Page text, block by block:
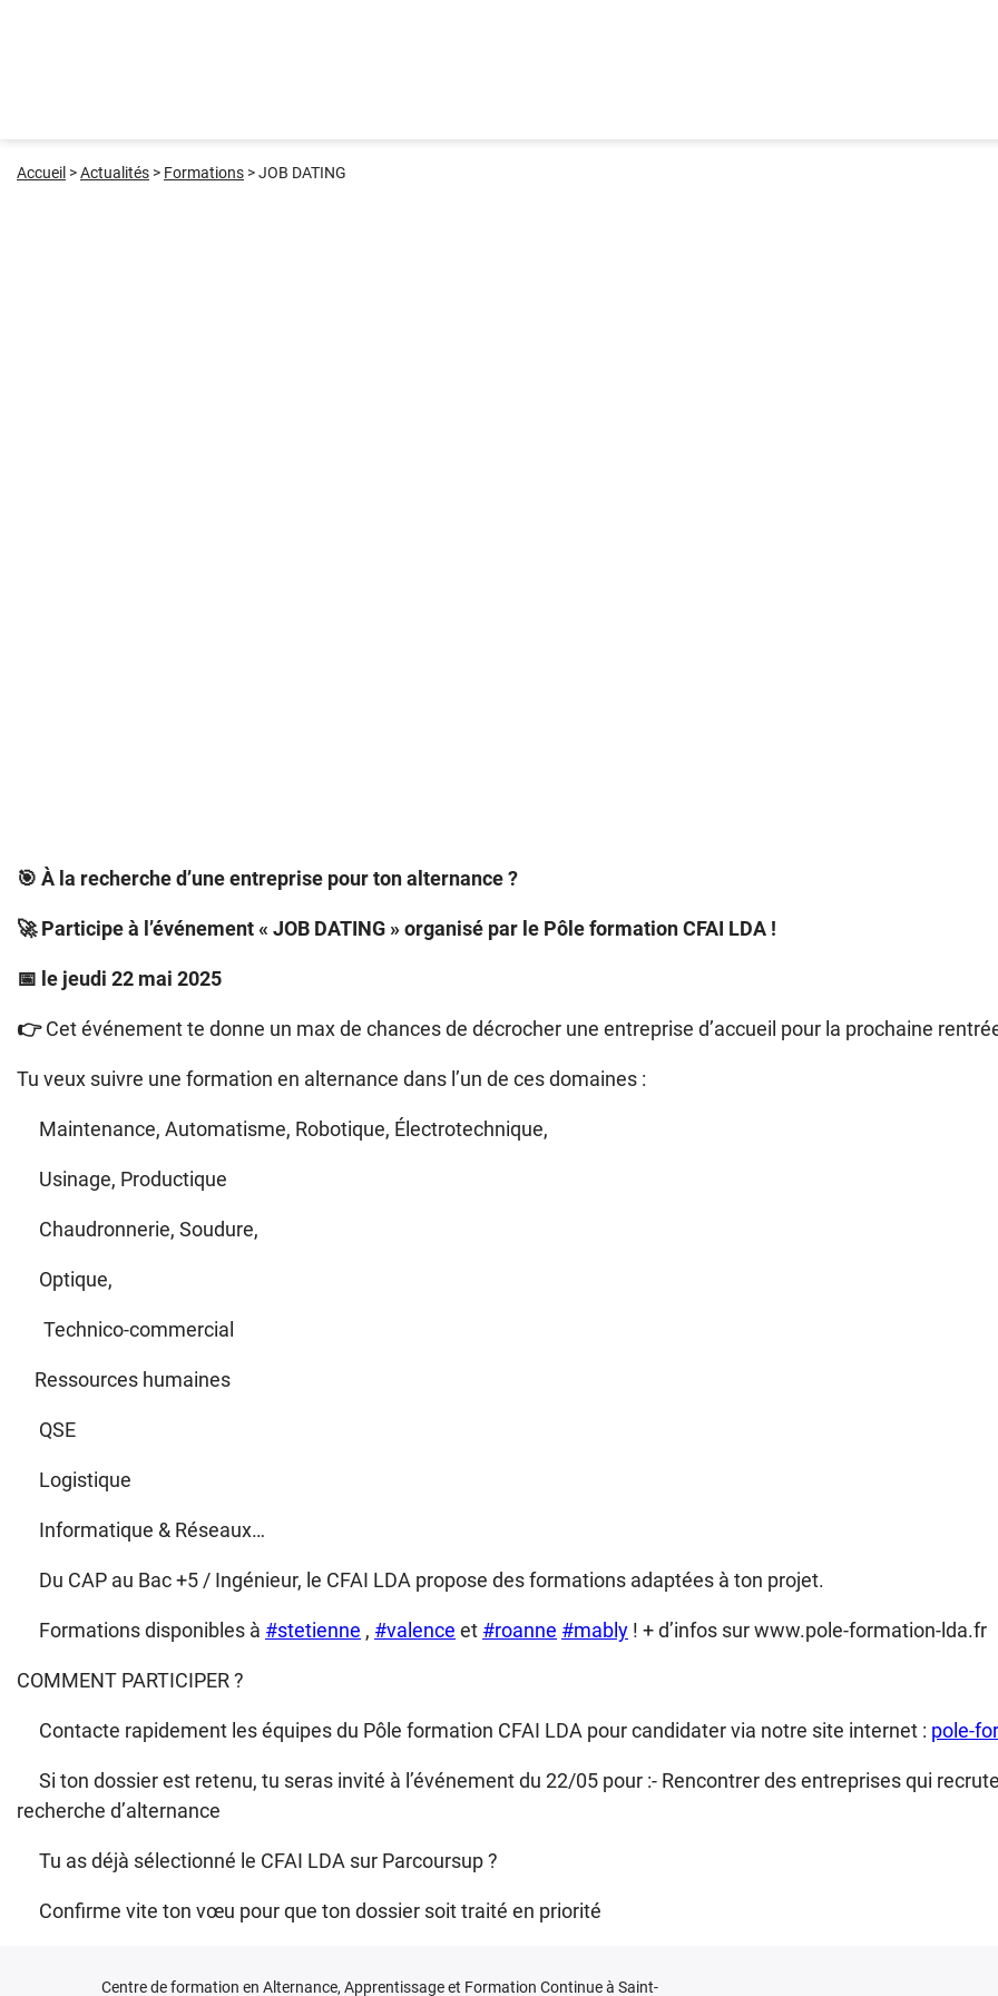
Accueil >Actualités > Formations >JOB DATING
🎯 À la recherche d’une entreprise pour ton alternance ?
🚀 Participe à l’événement « JOB DATING » organisé par le Pôle formation CFAI LDA !
📅 le jeudi 22 mai 2025
👉Cet événement te donne un max de chances de décrocher une entreprise d’accueil pour la prochaine
Tu veux suivre une formation en alternance dans l’un de ces domaines :
Maintenance, Automatisme, Robotique, Électrotechnique,
Usinage, Productique
Chaudronnerie, Soudure,
Optique,
Technico-commercial
Ressources humaines
QSE
Logistique
Informatique & Réseaux…
Du CAP au Bac +5 / Ingénieur, le CFAI LDA propose des formations adaptées à ton projet.
Formations disponibles à #stetienne , #valence et #roanne #mably ! + d’infos sur www.pole-formation-lda.fr
COMMENT PARTICIPER ?
Contacte rapidement les équipes du Pôle formation CFAI LDA pour candidater via notre site internet : pole-
Si ton dossier est retenu, tu seras invité à l’événement du 22/05 pour :- Rencontrer des entreprises qui
recherche d’alternance
Tu as déjà sélectionné le CFAI LDA sur Parcoursup ?
Confirme vite ton vœu pour que ton dossier soit traité en priorité
Centre de formation en Alternance, Apprentissage et Formation Continue à Saint-